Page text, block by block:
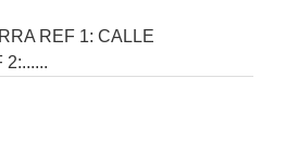
REF 1: CALLE
2:......